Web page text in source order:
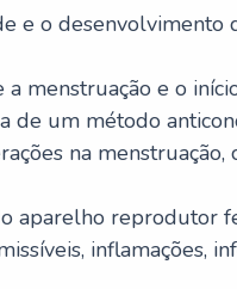
e o desenvolvimento
menstruação e o
de um método
na
aparelho reprodutor
inflamações,